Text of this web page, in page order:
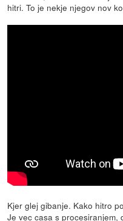
hitri. To je nekje njegov nov
Kjer glej gibanje. Kako hitro
Je vec casa s procesiranjem,